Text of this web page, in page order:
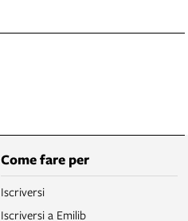
Come fare per
Iscriversi
Iscriversi a Emilib